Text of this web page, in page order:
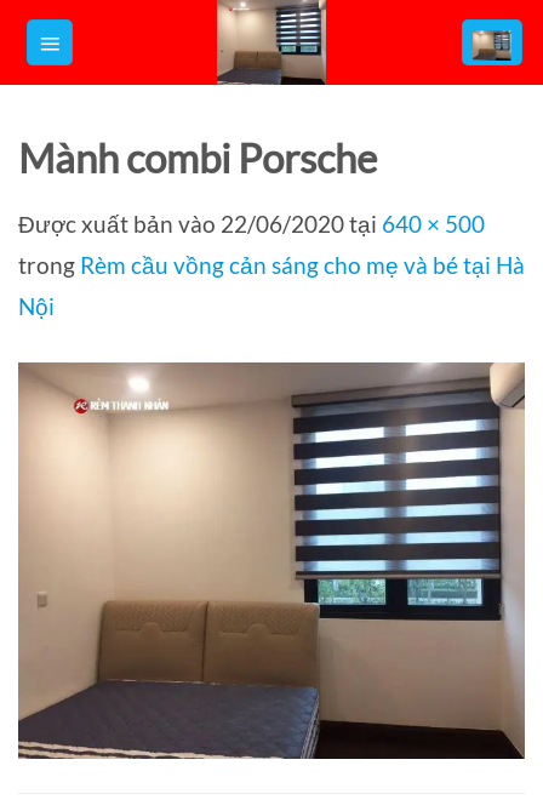
qua
dung
Mành combi Porsche
Được xuất bản vào 22/06/2020tại 640 × 500
trong Rèm cầu vồng cản sáng cho mẹ và bé tại Hà
Nội